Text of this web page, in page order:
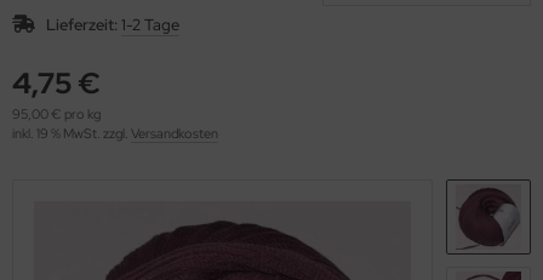
Lieferzeit: 1-2 Tage
4,75 €
95,00 € pro kg
inkl. 19 % MwSt. zzgl. Versandkosten
(276)